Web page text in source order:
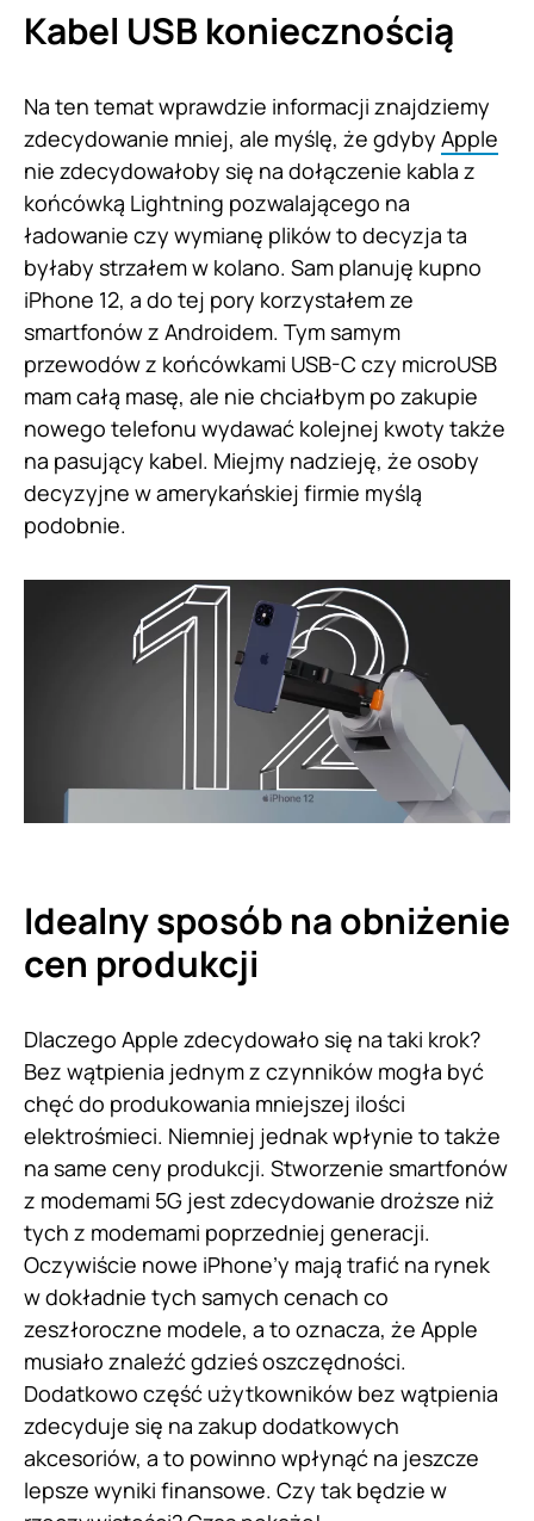
Kabel USB koniecznością
Na ten temat wprawdzie informacji znajdziemy
zdecydowanie mniej, ale myślę, że gdyby Apple
nie zdecydowałoby się na dołączenie kabla z
końcówką Lightning pozwalającego na
ładowanie czy wymianę plików to decyzja ta
byłaby strzałem w kolano. Sam planuję kupno
iPhone 12, a do tej pory korzystałem ze
smartfonów z Androidem. Tym samym
przewodów z końcówkami USB-C czy microUSB
mam całą masę, ale nie chciałbym po zakupie
nowego telefonu wydawać kolejnej kwoty także
na pasujący kabel. Miejmy nadzieję, że osoby
decyzyjne w amerykańskiej firmie myślą
podobnie.
Idealny sposób na obniżenie
cen produkcji
Dlaczego Apple zdecydowało się na taki krok?
Bez wątpienia jednym z czynników mogła być
chęć do produkowania mniejszej ilości
elektrośmieci. Niemniej jednak wpłynie to także
na same ceny produkcji. Stworzenie smartfonów
z modemami 5G jest zdecydowanie droższe niż
tych z modemami poprzedniej generacji.
Oczywiście nowe iPhone’y mają trafić na rynek
w dokładnie tych samych cenach co
zeszłoroczne modele, a to oznacza, że Apple
musiało znaleźć gdzieś oszczędności.
Dodatkowo część użytkowników bez wątpienia
zdecyduje się na zakup dodatkowych
akcesoriów, a to powinno wpłynąć na jeszcze
lepsze wyniki finansowe. Czy tak będzie w